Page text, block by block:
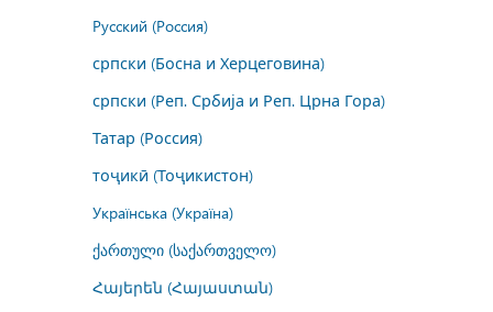
Русский (Россия)
српски (Босна и Херцеговина)
српски (Реп. Србија и Реп. Црна Гора)
Татар (Россия)
тоҷикӣ (Тоҷикистон)
Українська (Україна)
ქართული (საქართველო)
Հայերեն (Հայաստան)